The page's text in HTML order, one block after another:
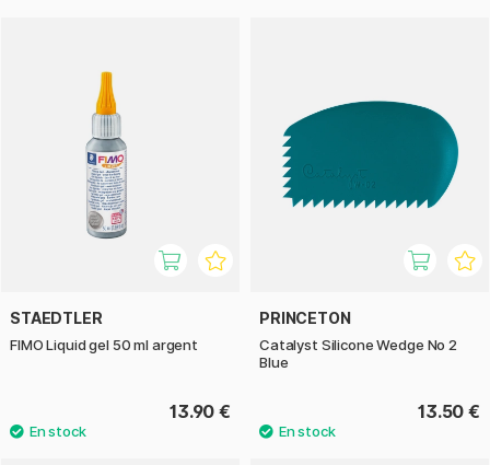
STAEDTLER
FIMO Liquid gel 50 ml argent
13.90 €
PRINCETON
Catalyst Silicone Wedge No 2
Blue
13.50 €